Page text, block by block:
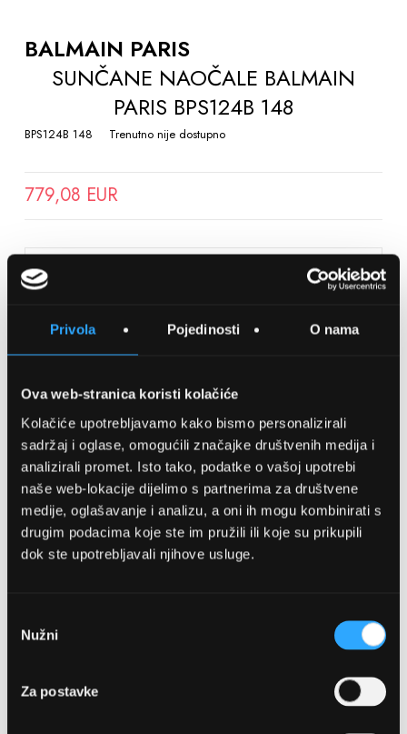
Privola Pojedinosti O nama
Ova web-stranica koristi kolačiće
Kolačiće upotrebljavamo kako bismo personalizirali
sadržaj i oglase, omogućili značajke društvenih medija i
analizirali promet. Isto tako, podatke o vašoj upotrebi
naše web-lokacije dijelimo s partnerima za društvene
medije, oglašavanje i analizu, a oni ih mogu kombinirati s
drugim podacima koje ste im pružili ili koje su prikupili
dok ste upotrebljavali njihove usluge.
pristanka
Nužni
Za postavke
THE
BEGINNING
GALLERY
BALMAIN PARIS
SUNČANE NAOČALE BALMAIN
PARIS BPS124B 148
BPS124B 148 Trenutno nije dostupno
779,08 EUR
SPREMITE NA LISTU ŽELJA
Detalji
OPTIKA NJEGO, POSLOVNICA 1